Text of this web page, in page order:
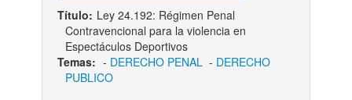
Iniciar sesión
Título: Ley 24.192: Régimen Penal
Contravencional para la violencia en
Espectáculos Deportivos
Temas: - DERECHO PENAL- DERECHO
PUBLICO